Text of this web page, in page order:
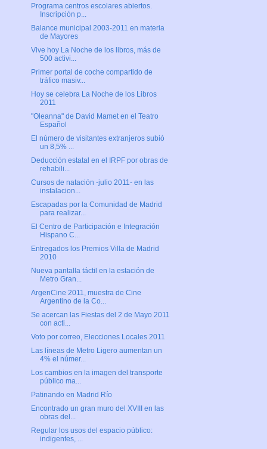
Programa centros escolares abiertos.
Inscripción p...
Balance municipal 2003-2011 en materia
de Mayores
Vive hoy La Noche de los libros, más de
500 activi...
Primer portal de coche compartido de
tráfico masiv...
Hoy se celebra La Noche de los Libros
2011
"Oleanna" de David Mamet en el Teatro
Español
El número de visitantes extranjeros subió
un 8,5% ...
Deducción estatal en el IRPF por obras de
rehabili...
Cursos de natación -julio 2011- en las
instalacion...
Escapadas por la Comunidad de Madrid
para realizar...
El Centro de Participación e Integración
Hispano C...
Entregados los Premios Villa de Madrid
2010
Nueva pantalla táctil en la estación de
Metro Gran...
ArgenCine 2011, muestra de Cine
Argentino de la Co...
Se acercan las Fiestas del 2 de Mayo 2011
con acti...
Voto por correo, Elecciones Locales 2011
Las líneas de Metro Ligero aumentan un
4% el númer...
Los cambios en la imagen del transporte
público ma...
Patinando en Madrid Río
Encontrado un gran muro del XVIII en las
obras del...
Regular los usos del espacio público:
indigentes, ...